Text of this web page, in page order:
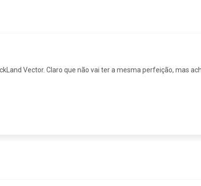
Vector. Claro que não vai ter a mesma perfeição, mas